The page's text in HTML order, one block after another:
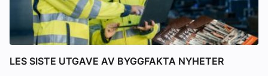
LES SISTE UTGAVE AV BYGGFAKTA NYHETER